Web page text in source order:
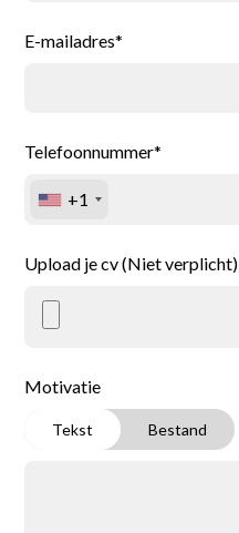
E-mailadres*
Telefoonnummer*
+1
Upload je cv (Niet verplicht)
Motivatie
Tekst Bestand